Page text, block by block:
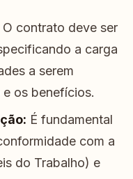
O contrato deve ser
a carga
a serem
e os benefícios.
É fundamental
com a
do Trabalho) e